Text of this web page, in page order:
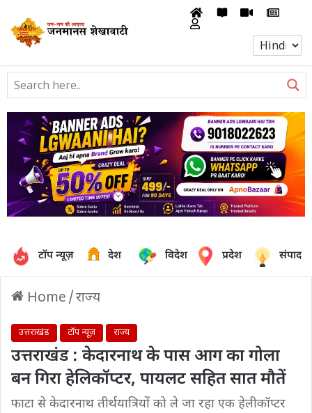
टॉप न्यूज़ देश विदेश प्रदेश
Home /राज्य
उत्तराखंड टॉप न्यूज़ राज्य
उत्तराखंड : केदारनाथ के पास आग का गोला
बन ग‍िरा हेल‍िकॉप्‍टर, पायलट सह‍ित सात मौतें
फाटा से केदारनाथ तीर्थयात्रियों को ले जा रहा एक हेलीकॉप्टर